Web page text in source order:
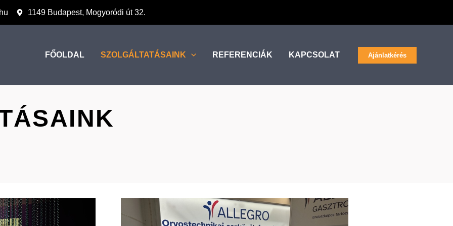
1149 Budapest, Mogyoródi út 32.
FŐOLDAL SZOLGÁLTATÁSAINK REFERENCIÁK KAPCSOLAT Ajánlatkérés